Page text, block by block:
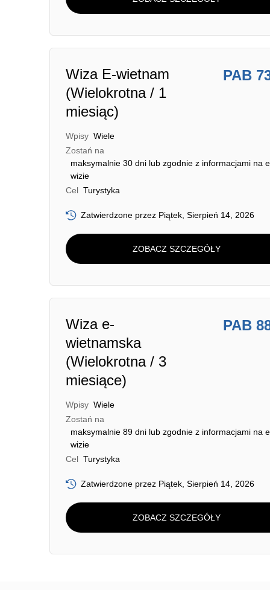
Wiza E-wietnam
(Wielokrotna / 1
miesiąc)
PAB
Wpisy Wiele
Zostań na
maksymalnie 30 dni lub zgodnie z informacjami na
wizie
Cel Turystyka
Zatwierdzone przez Piątek, Sierpień 14, 2026
ZOBACZ SZCZEGÓŁY
Wiza e-
wietnamska
(Wielokrotna / 3
miesiące)
PAB
Wpisy Wiele
Zostań na
maksymalnie 89 dni lub zgodnie z informacjami na
wizie
Cel Turystyka
Zatwierdzone przez Piątek, Sierpień 14, 2026
ZOBACZ SZCZEGÓŁY